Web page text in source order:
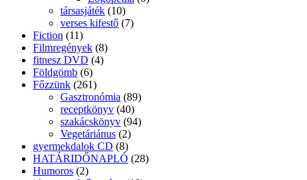
társasjáték (10)
verses kifestő (7)
Fiction (11)
Filmregények (8)
fitnesz DVD (4)
Földgömb (6)
Főzzünk (261)
Gasztronómia (89)
receptkönyv (40)
szakácskönyv (94)
Vegetáriánus (2)
gyermekdalok CD (8)
HATÁRIDŐNAPLÓ (28)
Humoros (2)